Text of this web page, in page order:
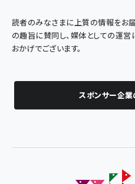
読者のみなさまに上質の情報をお
の趣旨に賛同し、媒体としての運営
おかげでございます。
スポンサー企業